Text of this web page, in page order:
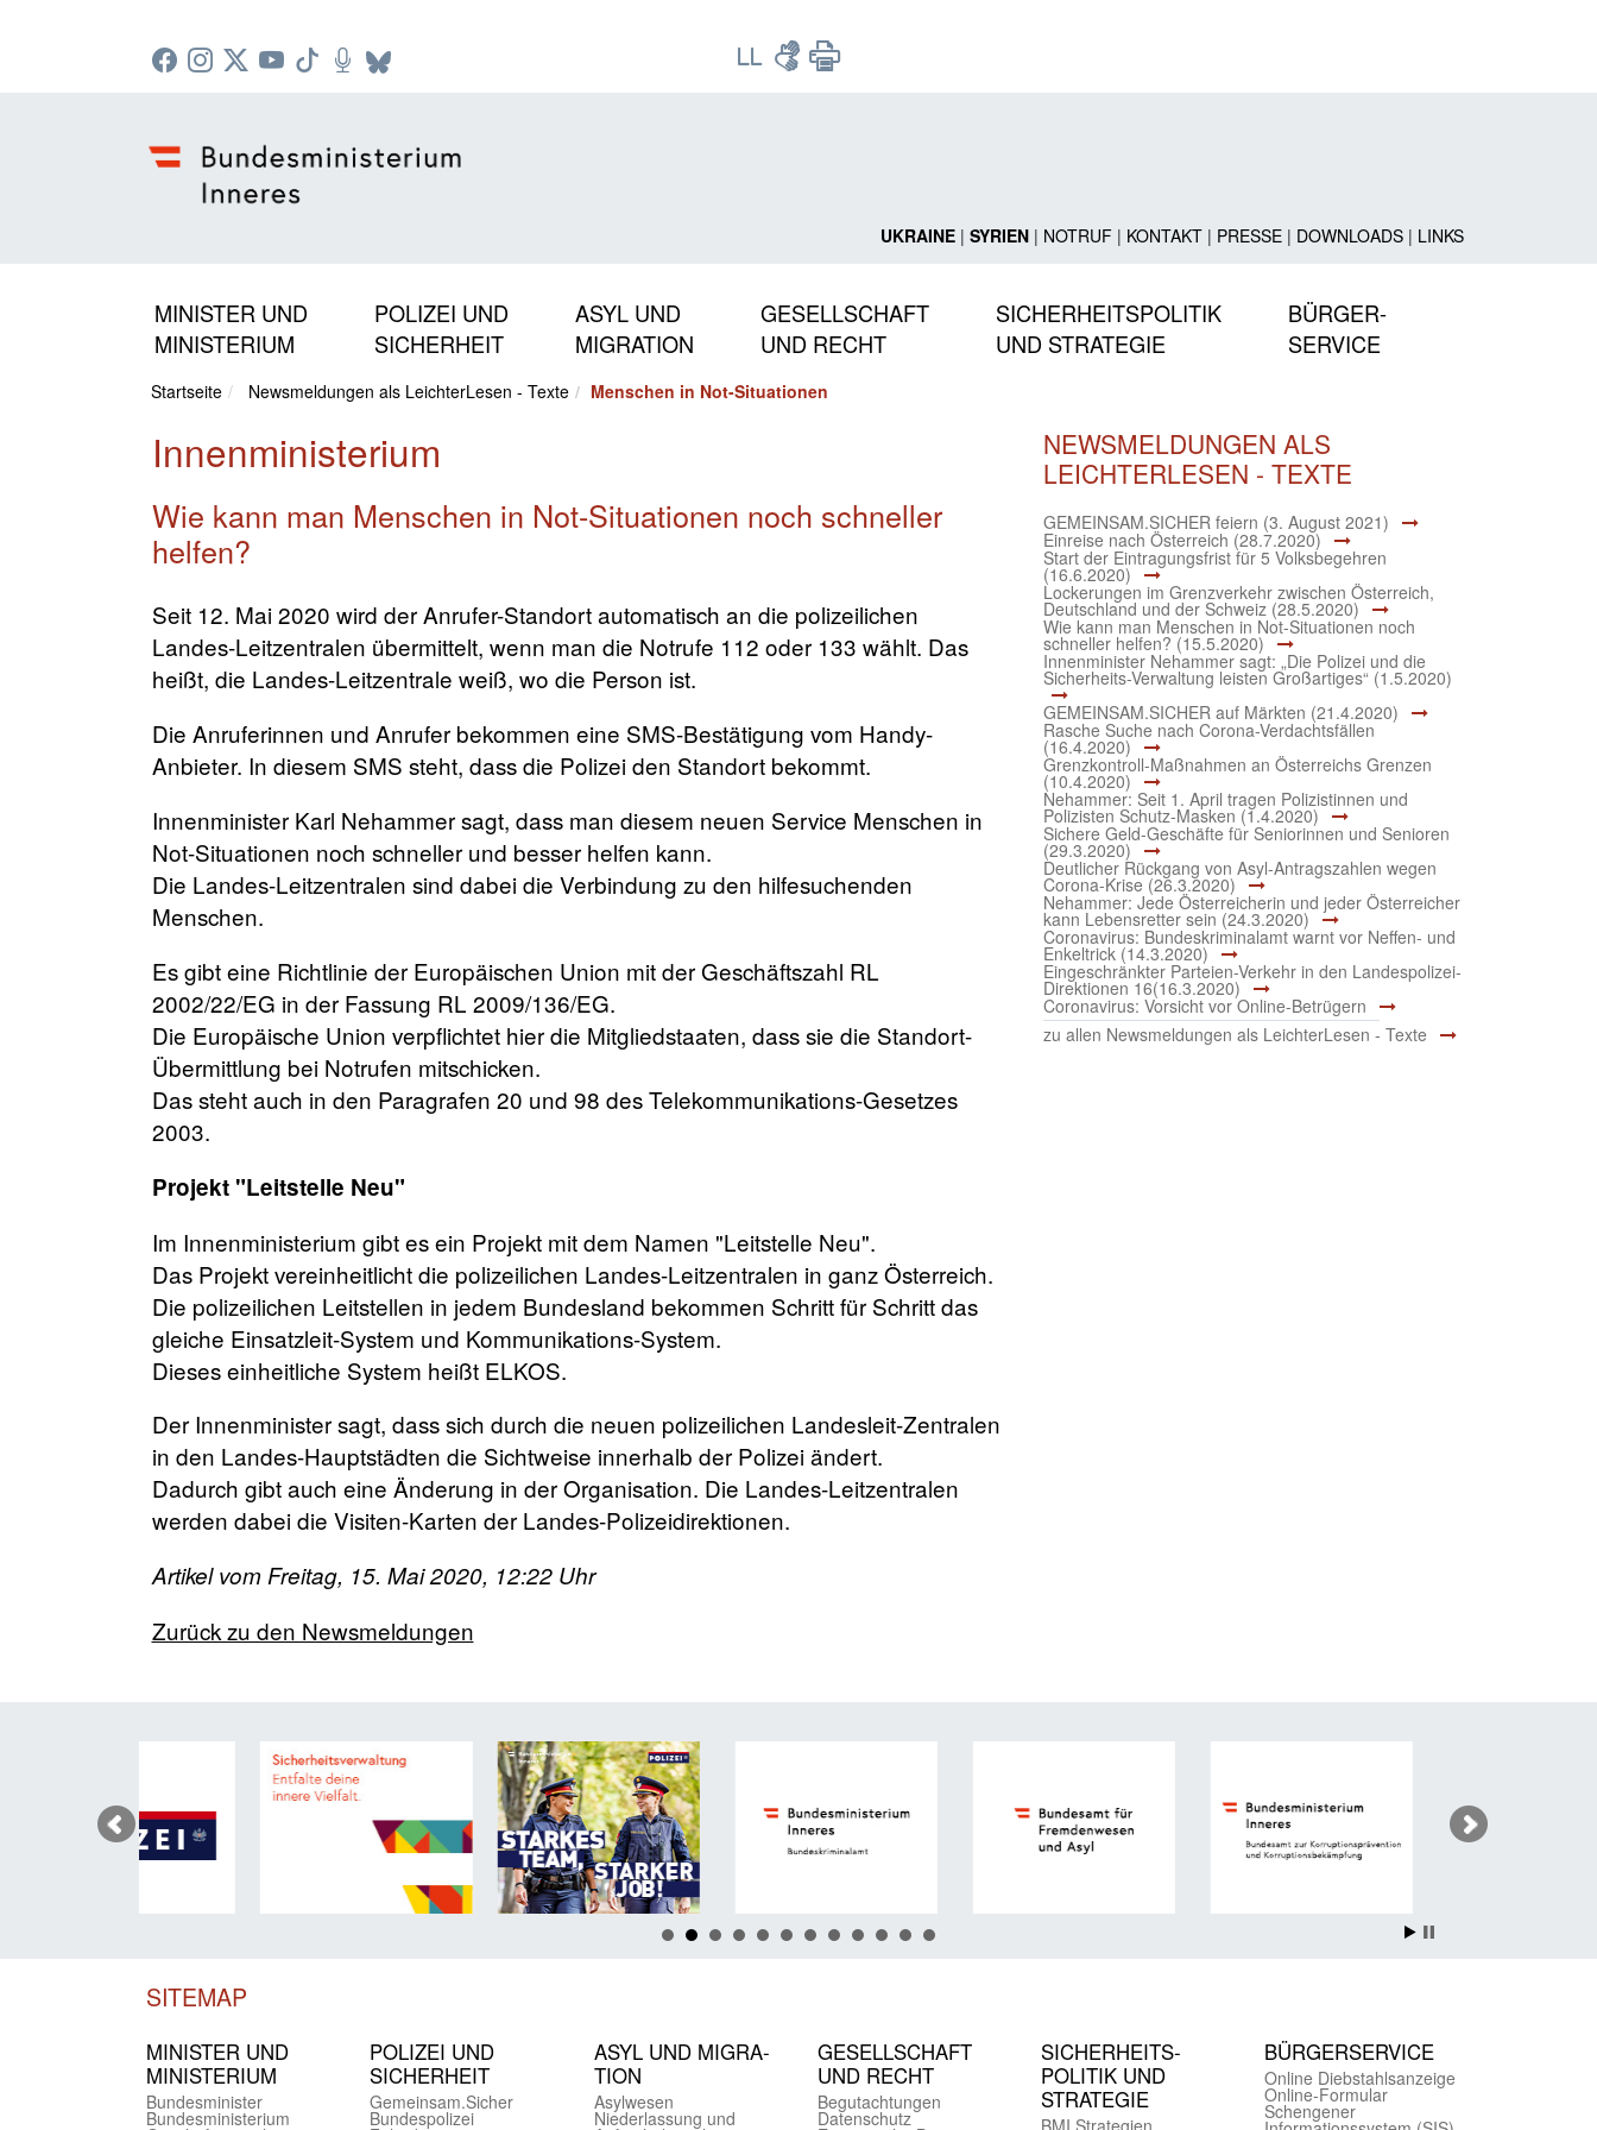
UKRAINE| SYRIEN| NOTRUF| KONTAKT| PRESSE| DOWNLOADS| LINKS
MINISTER UND
MINISTERIUM
POLIZEI UND
SICHERHEIT
ASYL UND
MIGRATION
GESELLSCHAFT
UND RECHT
SICHERHEITSPOLITIK
UND STRATEGIE
BÜRGER-
SERVICE
Startseite Newsmeldungen als LeichterLesen - Texte Menschen in Not-Situationen
Innenministerium
Wie kann man Menschen in Not-Situationen noch schneller
helfen?
Seit 12. Mai 2020 wird der Anrufer-Standort automatisch an die polizeilichen
Landes-Leitzentralen übermittelt, wenn man die Notrufe 112 oder 133 wählt. Das
heißt, die Landes-Leitzentrale weiß, wo die Person ist.
Die Anruferinnen und Anrufer bekommen eine SMS-Bestätigung vom Handy-
Anbieter. In diesem SMS steht, dass die Polizei den Standort bekommt.
Innenminister Karl Nehammer sagt, dass man diesem neuen Service Menschen in
Not-Situationen noch schneller und besser helfen kann.
Die Landes-Leitzentralen sind dabei die Verbindung zu den hilfesuchenden
Menschen.
Es gibt eine Richtlinie der Europäischen Union mit der Geschäftszahl RL
2002/22/EG in der Fassung RL 2009/136/EG.
Die Europäische Union verpflichtet hier die Mitgliedstaaten, dass sie die Standort-
Übermittlung bei Notrufen mitschicken.
Das steht auch in den Paragrafen 20 und 98 des Telekommunikations-Gesetzes
2003.
Projekt "Leitstelle Neu"
Im Innenministerium gibt es ein Projekt mit dem Namen "Leitstelle Neu".
Das Projekt vereinheitlicht die polizeilichen Landes-Leitzentralen in ganz Österreich.
Die polizeilichen Leitstellen in jedem Bundesland bekommen Schritt für Schritt das
gleiche Einsatzleit-System und Kommunikations-System.
Dieses einheitliche System heißt ELKOS.
Der Innenminister sagt, dass sich durch die neuen polizeilichen Landesleit-Zentralen
in den Landes-Hauptstädten die Sichtweise innerhalb der Polizei ändert.
Dadurch gibt auch eine Änderung in der Organisation. Die Landes-Leitzentralen
werden dabei die Visiten-Karten der Landes-Polizeidirektionen.
Artikel vom Freitag, 15. Mai 2020, 12:22 Uhr
Zurück zu den Newsmeldungen
NEWSMELDUNGEN ALS
LEICHTERLESEN - TEXTE
GEMEINSAM.SICHER feiern (3. August 2021)
Einreise nach Österreich (28.7.2020)
Start der Eintragungsfrist für 5 Volksbegehren
(16.6.2020)
Lockerungen im Grenzverkehr zwischen Österreich,
Deutschland und der Schweiz (28.5.2020)
Wie kann man Menschen in Not-Situationen noch
schneller helfen? (15.5.2020)
Innenminister Nehammer sagt: „Die Polizei und die
Sicherheits-Verwaltung leisten Großartiges“ (1.5.2020)
GEMEINSAM.SICHER auf Märkten (21.4.2020)
Rasche Suche nach Corona-Verdachtsfällen
(16.4.2020)
Grenzkontroll-Maßnahmen an Österreichs Grenzen
(10.4.2020)
Nehammer: Seit 1. April tragen Polizistinnen und
Polizisten Schutz-Masken (1.4.2020)
Sichere Geld-Geschäfte für Seniorinnen und Senioren
(29.3.2020)
Deutlicher Rückgang von Asyl-Antragszahlen wegen
Corona-Krise (26.3.2020)
Nehammer: Jede Österreicherin und jeder Österreicher
kann Lebensretter sein (24.3.2020)
Coronavirus: Bundeskriminalamt warnt vor Neffen- und
Enkeltrick (14.3.2020)
Eingeschränkter Parteien-Verkehr in den Landespolizei-
Direktionen 16(16.3.2020)
Coronavirus: Vorsicht vor Online-Betrügern
zu allen Newsmeldungen als LeichterLesen - Texte
SITEMAP
MINISTER UND
MINIST­ERIUM
Bundes­minister
Bundes­ministerium
POLIZEI UND
SICHER­HEIT
Gemein­sam.Sicher
Bundes­polizei
ASYL UND MIGRA­
TION
Asyl­wesen
Nieder­lassung und
GE­SELL­SCHAFT
UND RECHT
Begut­achtungen
Daten­schutz
SICHER­HEITS­
POLITIK UND
STRATEGIE
BMI Strategien
BÜRGER­SERVICE
Online Diebstahls­anzeige
Online-Formular
Schengener